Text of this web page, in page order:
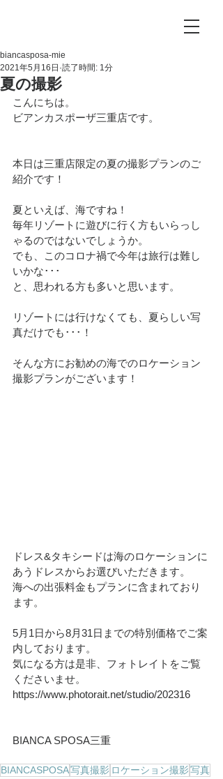
夏の撮影
biancasposa-mie
2021年5月16日 読了時間: 1分
こんにちは。
ビアンカスポーザ三重店です。
本日は三重店限定の夏の撮影プランのご
紹介です！
夏といえば、海ですね！
毎年リゾートに遊びに行く方もいらっし
ゃるのではないでしょうか。
でも、このコロナ禍で今年は旅行は難し
いかな･･･
と、思われる方も多いと思います。
リゾートには行けなくても、夏らしい写
真だけでも･･･！
そんな方にお勧めの海でのロケーション
撮影プランがございます！
ドレス&タキシードは海のロケーションに
あうドレスからお選びいただきます。
海への出張料金もプランに含まれており
ます。
5月1日から8月31日までの特別価格でご案
内しております。
気になる方は是非、フォトレイトをご覧
くださいませ。
https://www.photorait.net/studio/202316
BIANCA SPOSA三重
BIANCASPOSA写真撮影 ロケーション撮影写真